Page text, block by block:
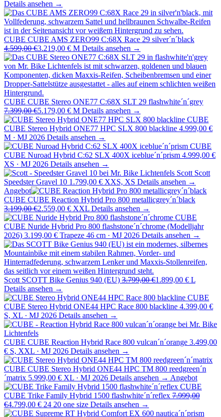
Details ansehen →
CUBE CUBE AMS ZERO99 C:68X Race 29 silver´n´black
4.599,00 €3.219,00 € M Details ansehen →
CUBE CUBE Stereo ONE77 C:68X SLT 29 flashwhite´n´grey
7.399,00 €5.179,00 € M Details ansehen →
CUBE
CUBE Stereo Hybrid ONE77 HPC SLX 800 blackline 4.999,00 €
M · MJ 2026 Details ansehen →
CUBE
CUBE Nuroad Hybrid C:62 SLX 400X iceblue´n´prism 4.999,00 €
XS · MJ 2026 Details ansehen →
Scott Scott
Speedster Gravel 10 1.799,00 € XXS, XS Details ansehen →
Angebot
CUBE CUBE Reaction Hybrid Pro 800 metallicgrey´n´black
3.199,00 €2.559,00 € XXL Details ansehen →
CUBE
CUBE Nuride Hybrid Pro 800 flashstone´n´chrome (Modelljahr
2026) 3.199,00 € Trapeze 46 cm · MJ 2026 Details ansehen →
Scott SCOTT Bike Genius 940 (EU) 3.799,00 €1.899,00 € L
Details ansehen →
CUBE
CUBE Stereo Hybrid ONE44 HPC Race 800 blackline 4.399,00 €
S, XL · MJ 2026 Details ansehen →
CUBE CUBE Reaction Hybrid Race 800 vulcan´n´orange 3.499,00
€ S, XXL · MJ 2026 Details ansehen →
CUBE CUBE Stereo Hybrid ONE44 HPC TM 800 reedgreen´n
´matrix 5.999,00 € XL · MJ 2026 Details ansehen → Angebot
CUBE
CUBE Trike Family Hybrid 1500 flashwhite´n´reflex 7.999,00
€4.799,00 € 24 20 one size Details ansehen →